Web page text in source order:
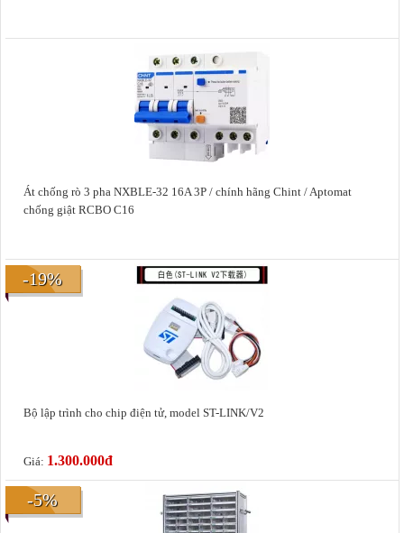
Át chống rò 3 pha NXBLE-32 16A 3P / chính hãng Chint / Aptomat
chống giật RCBO C16
-19%
Bộ lập trình cho chip điện tử, model ST-LINK/V2
Giá: 1.300.000đ
-5%